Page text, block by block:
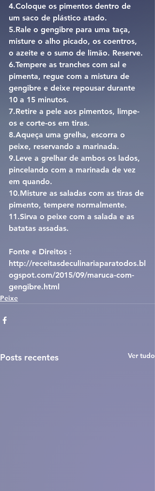
4.Coloque os pimentos dentro de
um saco de plástico atado.
5.Rale o gengibre para uma taça,
misture o alho picado, os coentros,
o azeite e o sumo de limão. Reserve.
6.Tempere as tranches com sal e
pimenta, regue com a mistura de
gengibre e deixe repousar durante
10 a 15 minutos.
7.Retire a pele aos pimentos, limpe-
os e corte-os em tiras.
8.Aqueça uma grelha, escorra o
peixe, reservando a marinada.
9.Leve a grelhar de ambos os lados,
pincelando com a marinada de vez
em quando.
10.Misture as saladas com as tiras de
pimento, tempere normalmente.
11.Sirva o peixe com a salada e as
batatas assadas.
Fonte e Direitos :
http://receitasdeculinariaparatodos.bl
ogspot.com/2015/09/maruca-com-
gengibre.html
Peixe
Posts recentes Ver tudo